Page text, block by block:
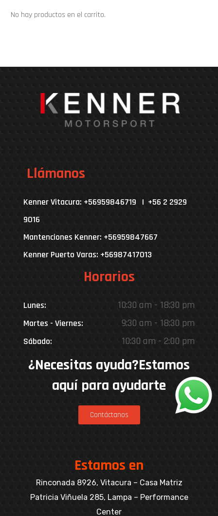
No hay productos en el carrito.
Llámanos
Kenner Vitacura: +56959846719 | +56 2 2929
9016
Mantenciones Kenner: +56959847667
Kenner Puerto Varas: +56987417013
Horarios
Lunes: 10:30 am - 18:30 pm
Martes - Viernes: 9:30 am - 18:30 pm
Sábado: 10:30 am - 2:00 pm
¿Necesitas ayuda?Estamos
aquí para ayudarte
Contáctanos
Estamos en
Rinconada 8926, Vitacura – Casa Matriz
Patricia Viñuela 285, Lampa – Performance
Center